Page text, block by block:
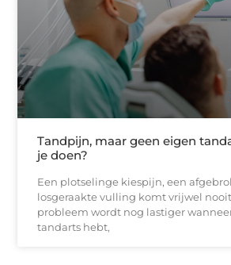
Tandpijn, maar geen eigen
je doen?
Een plotselinge kiespijn, een
losgeraakte vulling komt vrijwel
probleem wordt nog lastiger
tandarts hebt,